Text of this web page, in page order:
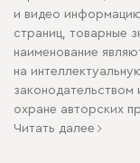
и видео
страниц, товарные
наименование
на
охране авторских
Читать далее